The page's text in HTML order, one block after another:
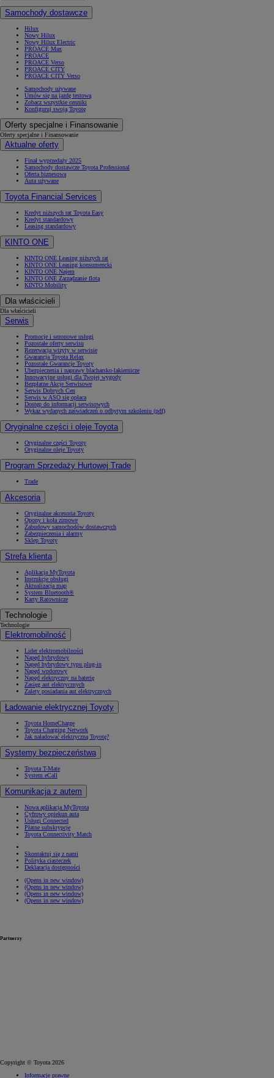
Samochody dostawcze
Hilux
Nowy Hilux
Nowy Hilux Electric
PROACE Max
PROACE
PROACE Verso
PROACE CITY
PROACE CITY Verso
Samochody używane
Umów się na jazdę testową
Zobacz wszystkie cenniki
Konfiguruj swoją Toyotę
Oferty specjalne i Finansowanie
Oferty specjalne i Finansowanie
Aktualne oferty
Finał wyprzedaży 2025
Samochody dostawcze Toyota Professional
Oferta biznesowa
Auta używane
Toyota Financial Services
Kredyt niższych rat Toyota Easy
Kredyt standardowy
Leasing standardowy
KINTO ONE
KINTO ONE Leasing niższych rat
KINTO ONE Leasing konsumencki
KINTO ONE Najem
KINTO ONE Zarządzanie flotą
KINTO Mobility
Dla właścicieli
Dla właścicieli
Serwis
Promocje i sezonowe usługi
Pozostałe oferty serwisu
Rezerwacja wizyty w serwisie
Gwarancja Toyota Relax
Pozostałe Gwarancje Toyoty
Ubezpieczenia i naprawy blacharsko-lakiernicze
Innowacyjne usługi dla Twojej wygody
Bezpłatne Akcje Serwisowe
Serwis Dobrych Cen
Serwis w ASO się opłaca
Dostęp do informacji serwisowych
Wykaz wydanych zaświadczeń o odbytym szkoleniu (pdf)
Oryginalne części i oleje Toyota
Oryginalne części Toyoty
Oryginalne oleje Toyoty
Program Sprzedaży Hurtowej Trade
Trade
Akcesoria
Oryginalne akcesoria Toyoty
Opony i koła zimowe
Zabudowy samochodów dostawczych
Zabezpieczenia i alarmy
Sklep Toyoty
Strefa klienta
Aplikacja MyToyota
Instrukcje obsługi
Aktualizacja map
System Bluetooth®
Karty Ratownicze
Technologie
Technologie
Elektromobilność
Lider elektromobilności
Napęd hybrydowy
Napęd hybrydowy typu plug-in
Napęd wodorowy
Napęd elektryczny na baterię
Zasięg aut elektrycznych
Zalety posiadania aut elektrycznych
Ładowanie elektrycznej Toyoty
Toyota HomeCharge
Toyota Charging Network
Jak naładować elektryczną Toyotę?
Systemy bezpieczeństwa
Toyota T-Mate
System eCall
Komunikacja z autem
Nowa aplikacja MyToyota
Cyfrowy opiekun auta
Usługi Connected
Płatne subskrypcje
Toyota Connectivity Match
Skontaktuj się z nami
Polityka ciasteczek
Deklaracja dostępności
(Opens in new window)
(Opens in new window)
(Opens in new window)
(Opens in new window)
Partnerzy
Copyright © Toyota 2026
Informacje prawne